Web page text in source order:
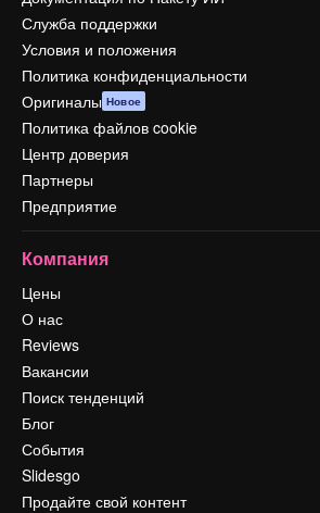
Служба поддержки
Условия и положения
Политика конфиденциальности
Оригиналы Новое
Политика файлов cookie
Центр доверия
Партнеры
Предприятие
Компания
Цены
О нас
Reviews
Вакансии
Поиск тенденций
Блог
События
Slidesgo
Продайте свой контент